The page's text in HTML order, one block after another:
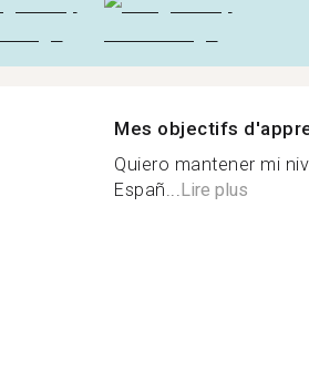
Mes objectifs
Quiero mantener mi
Españ... Lire plus